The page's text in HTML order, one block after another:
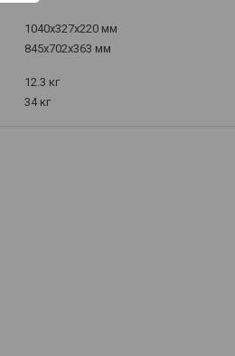
1040x327x220 мм
845x702x363 мм
12.3 кг
34 кг